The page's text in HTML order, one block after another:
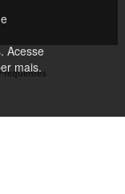
Acesse
mais.